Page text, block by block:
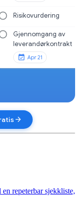
Risikovurdering
Gjennomgang av
leverandørkontrakt
Apr 21
arrow_forward
repeterbar sjekkliste,